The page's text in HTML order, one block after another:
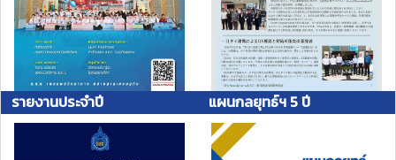
รายงานประจำปี แผนกลยุทธ์ฯ 5 ปี